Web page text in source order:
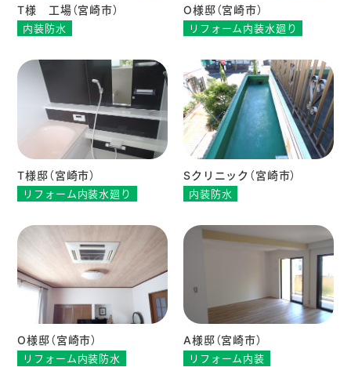
T様 工場（宮崎市）
内装防水
O様邸（宮崎市）
リフォーム内装水廻り
T様邸（宮崎市）
リフォーム内装水廻り
Sクリニック（宮崎市）
内装防水
O様邸（宮崎市）
リフォーム内装防水
A様邸（宮崎市）
リフォーム内装